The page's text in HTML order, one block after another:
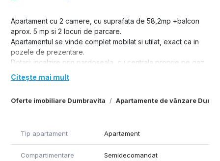
Oferte imobiliare Dumbravita Apartamente de vânzare
Apartament cu 2 camere, cu suprafata de 58,2mp +balcon
aprox. 5 mp si 2 locuri de parcare.
Apartamentul se vinde complet mobilat si utilat, exact ca in
pozele de prezentare.
Dotari: incalzire prin pardoseala, cu centrala proprie pe gaz,
termostate ambientale, aparat de aer conditionat,
electrocasnice, mobilier.
gust, imbinand armonios materialele alese atat pentru finisaje,
Citește mai mult
Tip apartament Apartament
Compartimentare Semidecomandat